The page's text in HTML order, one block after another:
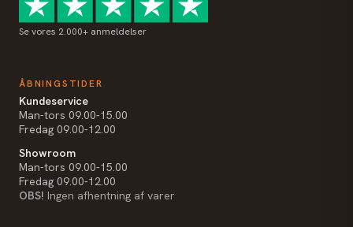
Se vores 2.000+ anmeldelser
ÅBNINGSTIDER
Kundeservice
Man-tors 09.00-15.00
Fredag 09.00-12.00
Showroom
Man-tors 09.00-15.00
Fredag 09.00-12.00
OBS! Ingen afhentning af varer